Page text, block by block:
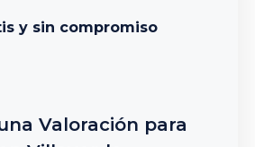
y sin compromiso
Valoración para